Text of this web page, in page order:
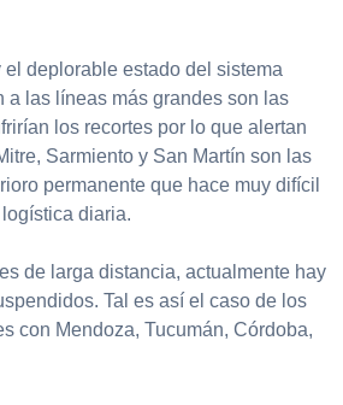
el deplorable estado del sistema
a las líneas más grandes son las
los recortes por lo que alertan
Sarmiento y San Martín son las
permanente que hace muy difícil
diaria.
de larga distancia, actualmente hay
Tal es así el caso de los
con Mendoza, Tucumán, Córdoba,